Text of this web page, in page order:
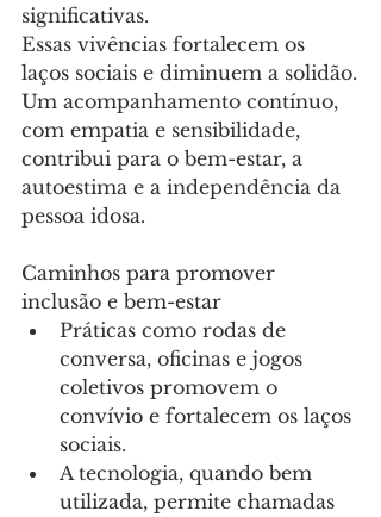
significativas.
Essas vivências fortalecem os
laços sociais e diminuem a solidão.
Um acompanhamento contínuo,
com empatia e sensibilidade,
contribui para o bem-estar, a
autoestima e a independência da
pessoa idosa.
Caminhos para promover
inclusão e bem-estar
Práticas como rodas de
conversa, oficinas e jogos
coletivos promovem o
convívio e fortalecem os laços
sociais.
A tecnologia, quando bem
utilizada, permite chamadas